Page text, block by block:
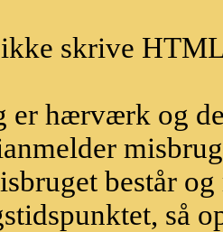
skrive
er hærværk og
består
så